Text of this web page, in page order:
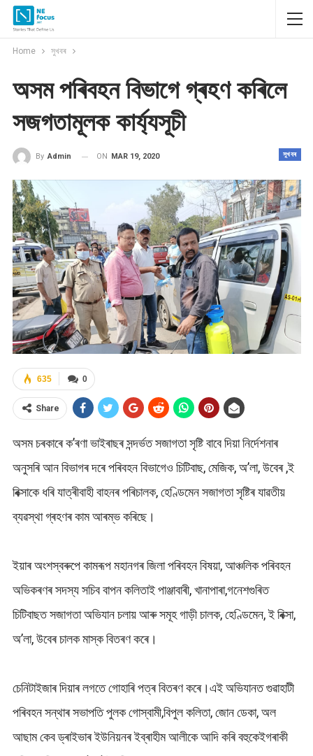
Home সুখবৰ
অসম পৰিবহন বিভাগে গ্ৰহণ কৰিলে
সজগতামূলক কাৰ্য্যসূচী
সুখবৰ
By Admin ON MAR 19, 2020
0
635
Share
অসম চৰকাৰে ক’ৰণা ভাইৰাছৰ সন্দৰ্ভত সজাগতা সৃষ্টি বাবে দিয়া নিৰ্দেশনাৰ
অনুসৰি আন বিভাগৰ দৰে পৰিবহন বিভাগেও চিটিবাছ, মেজিক, অ’লা, উবেৰ ,ই
ৰিক্সাকে ধৰি যাত্ৰীবাহী বাহনৰ পৰিচালক, হেণ্ডিমেন সজাগতা সৃষ্টিৰ যাৱতীয়
ব্যৱস্থা গ্ৰহণৰ কাম আৰম্ভ কৰিছে।
ইয়াৰ অংশস্বৰুপে কামৰূপ মহানগৰ জিলা পৰিবহন বিষয়া, আঞ্চলিক পৰিবহন
অভিকৰণৰ সদস্য সচিব বাপন কলিতাই পাঞ্জাবাৰী, খানাপাৰা,গনেশগুৰিত
চিটিবাছত সজাগতা অভিযান চলায় আৰু সমূহ গাড়ী চালক, হেণ্ডিমেন, ই ৰিক্সা,
অ’লা, উবেৰ চালক মাস্ক বিতৰণ কৰে।
চেনিটাইজাৰ দিয়াৰ লগতে গোহাৰি পত্ৰ বিতৰণ কৰে।এই অভিযানত গুৱাহাটী
পৰিবহন সন্থাৰ সভাপতি পুলক গোস্বামী,বিপুল কলিতা, জোন ডেকা, অল
আছাম কেব ড্ৰাইভাৰ ইউনিয়নৰ ইব্ৰাহীম আলীকে আদি কৰি বহুকেইগৰাকী